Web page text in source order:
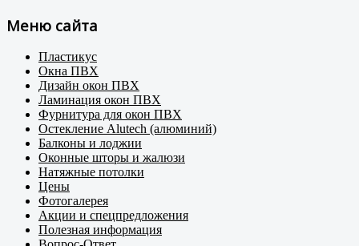
Меню сайта
Пластикус
Окна ПВХ
Дизайн окон ПВХ
Ламинация окон ПВХ
Фурнитура для окон ПВХ
Остекление Alutech (алюминий)
Балконы и лоджии
Оконные шторы и жалюзи
Натяжные потолки
Цены
Фотогалерея
Акции и спецпредложения
Полезная информация